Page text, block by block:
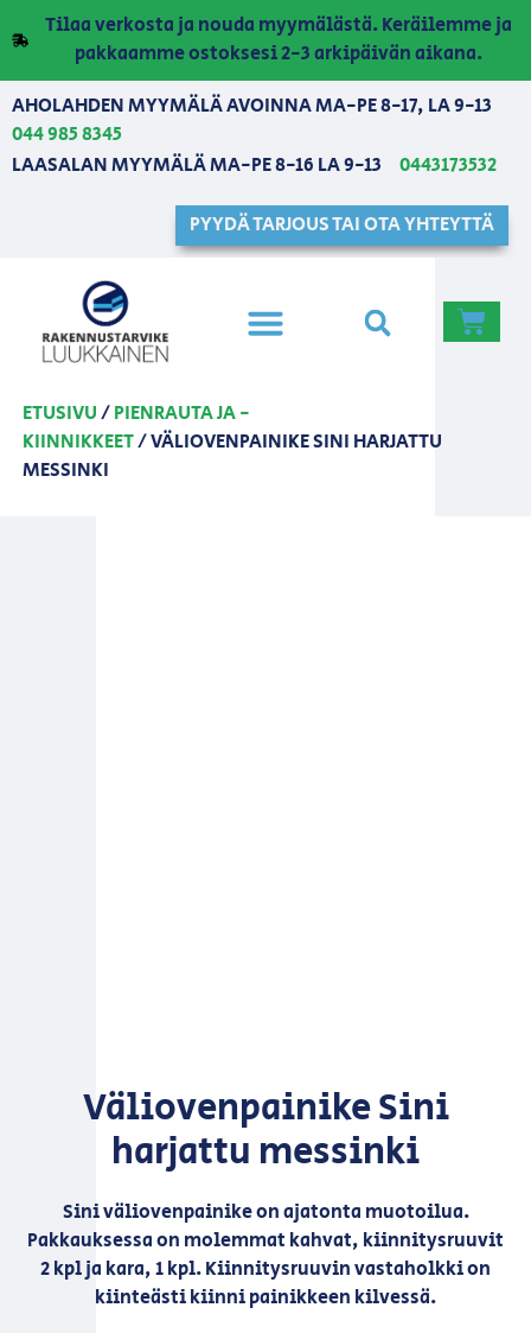
Tilaa verkosta ja nouda myymälästä. Keräilemme ja
pakkaamme ostoksesi 2-3 arkipäivän aikana.
AHOLAHDEN MYYMÄLÄ AVOINNA MA-PE 8-17, LA 9-13
044 985 8345
LAASALAN MYYMÄLÄ MA-PE 8-16 LA 9-13
0443173532
PYYDÄ TARJOUS TAI OTA YHTEYTTÄ
ETUSIVU/PIENRAUTA JA -
KIINNIKKEET/ VÄLIOVENPAINIKE SINI HARJATTU
MESSINKI
Väliovenpainike Sini
harjattu messinki
Sini väliovenpainike on ajatonta muotoilua.
Pakkauksessa on molemmat kahvat, kiinnitysruuvit
2 kpl ja kara, 1 kpl. Kiinnitysruuvin vastaholkki on
kiinteästi kiinni painikkeen kilvessä.